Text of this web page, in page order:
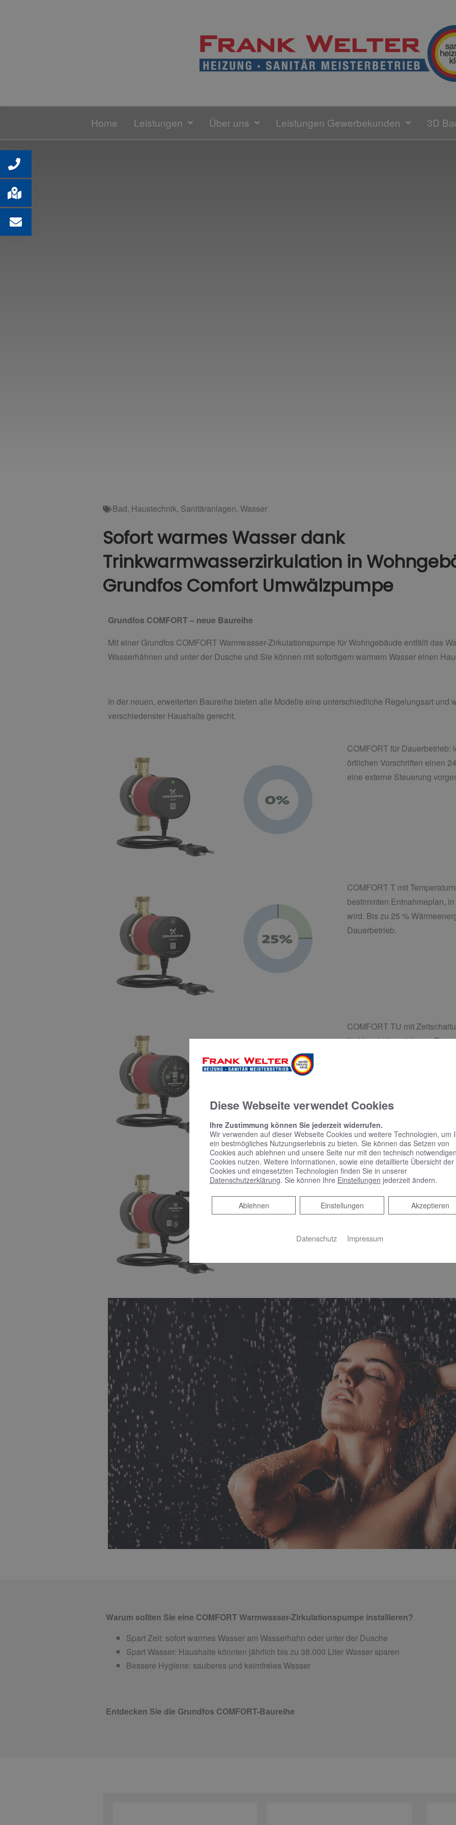
Home Leistungen Über uns Leistungen Gewerbekunden 3D
Bad, Haustechnik, Sanitäranlagen, Wasser
Sofort warmes Wasser dank
Trinkwarmwasserzirkulation in
Grundfos Comfort Umwälzpumpe
Grundfos COMFORT – neue Baureihe
Mit einer Grundfos COMFORT Warmwasser-Zirkulationspumpe für Wohngebäude entfällt das
Wasserhähnen und unter der Dusche und Sie können mit sofortigem warmem Wasser einen
In der neuen, erweiterten Baureihe bieten alle Modelle eine unterschiedliche Regelungsart und
verschiedenster Haushalte gerecht.
COMFORT für Dauerbetrieb:
örtlichen Vorschriften einen
eine externe Steuerung
COMFORT T mit
bestimmten Entnahmeplan,
wird. Bis zu 25 %
Dauerbetrieb.
COMFORT TU mit
für Haushalte mit festen
Wärmeenergieeinsparung
COMFORT TA mit
in denen der Entnahmeplan
Ferienhäuser ist eine
geeignet. Bis zu 67 %
Warum sollten Sie eine COMFORT Warmwasser-Zirkulationspumpe installieren?
Spart Zeit: sofort warmes Wasser am Wasserhahn oder unter der Dusche
Spart Wasser: Haushalte könnten jährlich bis zu 38.000 Liter Wasser sparen
Bessere Hygiene: sauberes und keimfreies Wasser
Entdecken Sie die Grundfos COMFORT-Baureihe
Diese Webseite verwendet Cookies
Ihre Zustimmung können Sie jederzeit widerrufen.
Wir verwenden auf dieser Webseite Cookies und weitere Technologien, um
ein bestmögliches Nutzungserlebnis zu bieten. Sie können das Setzen von
Cookies auch ablehnen und unsere Seite nur mit den technisch notwendigen
Cookies nutzen. Weitere Informationen, sowie eine detaillierte Übersicht der
Cookies und eingesetzten Technologien finden Sie in unserer
Datenschutzerklärung. Sie können Ihre Einstellungen jederzeit ändern.
Akzeptieren
Einstellungen
Ablehnen
Ablehnen
Datenschutz Impressum